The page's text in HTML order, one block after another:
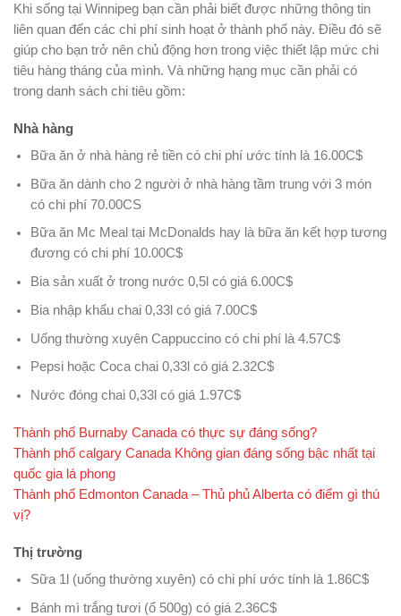
Khi sống tại Winnipeg bạn cần phải biết được những thông tin
liên quan đến các chi phí sinh hoạt ở thành phố này. Điều đó sẽ
giúp cho bạn trở nên chủ động hơn trong việc thiết lập mức chi
tiêu hàng tháng của mình. Và những hạng mục cần phải có
trong danh sách chi tiêu gồm:
Nhà hàng
Bữa ăn ở nhà hàng rẻ tiền có chi phí ước tính là 16.00C$
Bữa ăn dành cho 2 người ở nhà hàng tầm trung với 3 món
có chi phí 70.00CS
Bữa ăn Mc Meal tại McDonalds hay là bữa ăn kết hợp tương
đương có chi phí 10.00C$
Bia sản xuất ở trong nước 0,5l có giá 6.00C$
Bia nhập khẩu chai 0,33l có giá 7.00C$
Uống thường xuyên Cappuccino có chi phí là 4.57C$
Pepsi hoặc Coca chai 0,33l có giá 2.32C$
Nước đóng chai 0,33l có giá 1.97C$
Thành phố Burnaby Canada có thực sự đáng sống?
Thành phố calgary Canada Không gian đáng sống bậc nhất tại
quốc gia lá phong
Thành phố Edmonton Canada – Thủ phủ Alberta có điểm gì thú
vị?
Thị trường
Sữa 1l (uống thường xuyên) có chi phí ước tính là 1.86C$
Bánh mì trắng tươi (ổ 500g) có giá 2.36C$